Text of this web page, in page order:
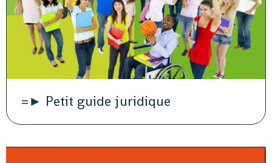
=► Petit guide juridique